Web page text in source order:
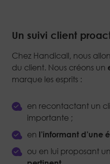
Un suivi client
Chez Handicall, nous
du client. Nous créons un
marque les esprits :
en recontactant un
importante ;
en l’informant d’une
ou en lui proposant un